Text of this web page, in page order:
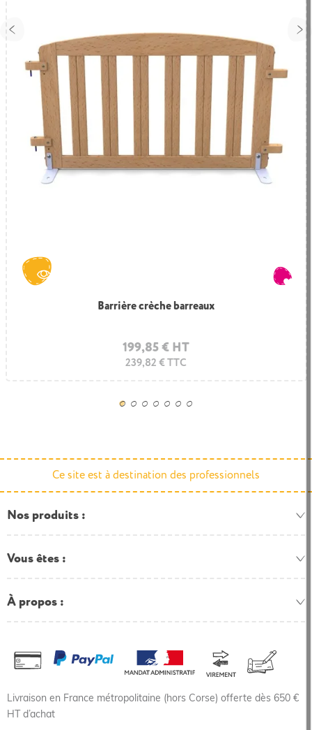
Barrière crèche barreaux
199,85 € HT
239,82 € TTC
316,55 € HT
Ce site est à destination des professionnels
Nos produits
Vous êtes
À propos
Livraison en France métropolitaine (hors Corse) offerte dès 650 €
HT d’achat